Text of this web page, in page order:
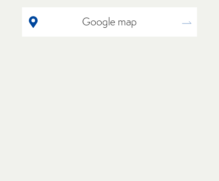
Google map